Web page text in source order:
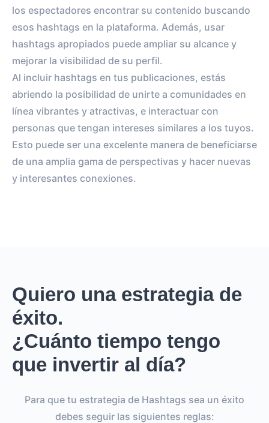
los espectadores encontrar su contenido buscando
esos hashtags en la plataforma. Además, usar
hashtags apropiados puede ampliar su alcance y
mejorar la visibilidad de su perfil.
Al incluir hashtags en tus publicaciones, estás
abriendo la posibilidad de unirte a comunidades en
línea vibrantes y atractivas, e interactuar con
personas que tengan intereses similares a los tuyos.
Esto puede ser una excelente manera de beneficiarse
de una amplia gama de perspectivas y hacer nuevas
y interesantes conexiones.
Quiero una estrategia de
éxito.
¿Cuánto tiempo tengo
que invertir al día?
Para que tu estrategia de Hashtags sea un éxito
debes seguir las siguientes reglas: